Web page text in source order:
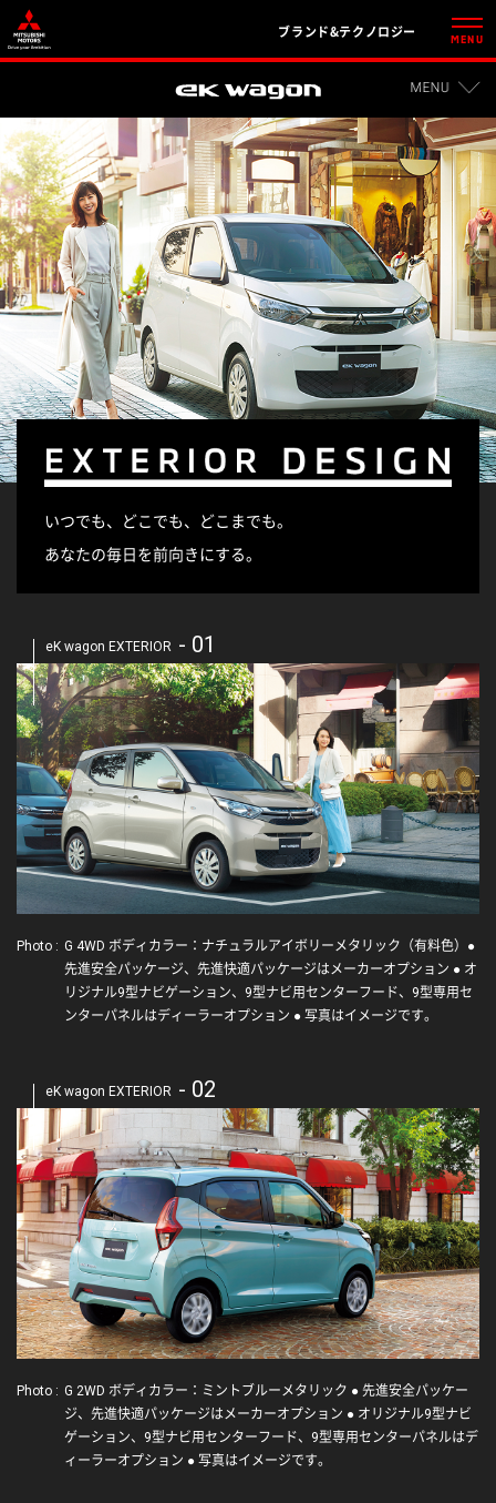
ブランド&テクノロジー
MENU
いつでも、どこでも、どこまでも。
あなたの毎日を前向きにする。
eK wagon EXTERIOR - 01
Photo : G 4WD ボディカラー：ナチュラルアイボリーメタリック（有料色）●
先進安全パッケージ、先進快適パッケージはメーカーオプション ● オ
リジナル9型ナビゲーション、9型ナビ用センターフード、9型専用セ
ンターパネルはディーラーオプション ● 写真はイメージです。
eK wagon EXTERIOR - 02
Photo : G 2WD ボディカラー：ミントブルーメタリック ● 先進安全パッケー
ジ、先進快適パッケージはメーカーオプション ● オリジナル9型ナビ
ゲーション、9型ナビ用センターフード、9型専用センターパネルはデ
ィーラーオプション ● 写真はイメージです。